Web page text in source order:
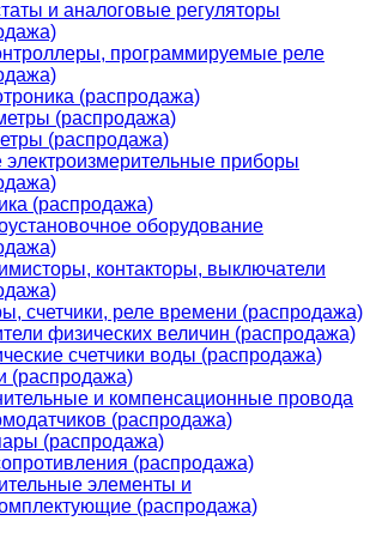
и аналоговые регуляторы
программируемые реле
(распродажа)
(распродажа)
(распродажа)
электроизмерительные приборы
(распродажа)
оборудование
контакторы, выключатели
счетчики, реле времени (распродажа)
физических величин (распродажа)
счетчики воды (распродажа)
(распродажа)
и компенсационные провода
(распродажа)
(распродажа)
(распродажа)
элементы и
(распродажа)